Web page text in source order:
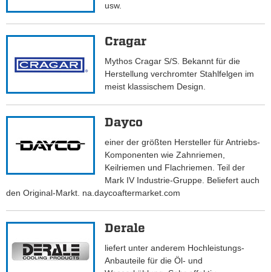
usw.
Cragar
Mythos Cragar S/S. Bekannt für die
Herstellung verchromter Stahlfelgen im
meist klassischem Design.
Dayco
einer der größten Hersteller für Antriebs-
Komponenten wie Zahnriemen,
Keilriemen und Flachriemen. Teil der
Mark IV Industrie-Gruppe. Beliefert auch
den Original-Markt. na.daycoaftermarket.com
Derale
liefert unter anderem Hochleistungs-
Anbauteile für die Öl- und